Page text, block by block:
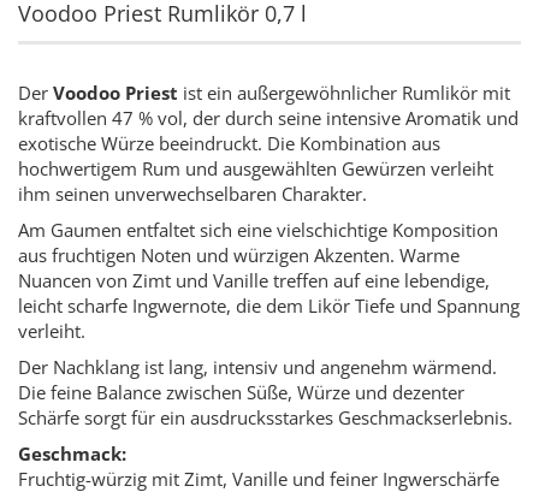
Voodoo Priest Rumlikör 0,7 l
Der Voodoo Priest ist ein außergewöhnlicher Rumlikör mit
kraftvollen 47 % vol, der durch seine intensive Aromatik und
exotische Würze beeindruckt. Die Kombination aus
hochwertigem Rum und ausgewählten Gewürzen verleiht
ihm seinen unverwechselbaren Charakter.
Am Gaumen entfaltet sich eine vielschichtige Komposition
aus fruchtigen Noten und würzigen Akzenten. Warme
Nuancen von Zimt und Vanille treffen auf eine lebendige,
leicht scharfe Ingwernote, die dem Likör Tiefe und Spannung
verleiht.
Der Nachklang ist lang, intensiv und angenehm wärmend.
Die feine Balance zwischen Süße, Würze und dezenter
Schärfe sorgt für ein ausdrucksstarkes Geschmackserlebnis.
Geschmack:
Fruchtig-würzig mit Zimt, Vanille und feiner Ingwerschärfe